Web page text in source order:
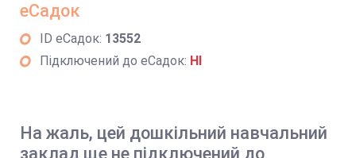
еСадок
ID еСадок: 13552
Підключений до еСадок: НІ
На жаль, цей дошкільний навчальний
заклад ще не підключений до